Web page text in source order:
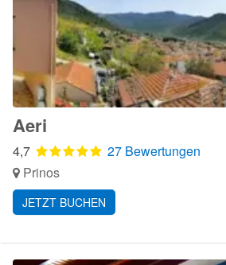
Aeri
4,7
27 Bewertungen
Prinos
JETZT BUCHEN